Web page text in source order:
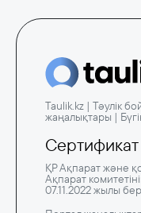
Taulik.kz | Тәулік
жаңалықтары |
Сертификат
ҚР Ақпарат және
Ақпарат
07.11.2022 жылы